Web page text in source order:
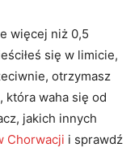
więcej niż 0,5
się w limicie,
otrzymasz
która waha się od
jakich innych
Chorwacji i sprawdź